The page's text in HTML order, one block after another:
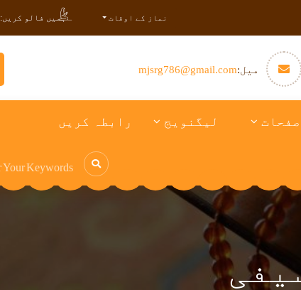
ہمیں فالو کریں: نماز کے اوقات
میل:mjsrg786@gmail.com
لیگنویج رابطہ کریں